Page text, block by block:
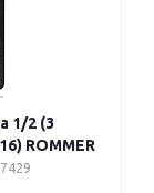
1/2 (3
ROMMER